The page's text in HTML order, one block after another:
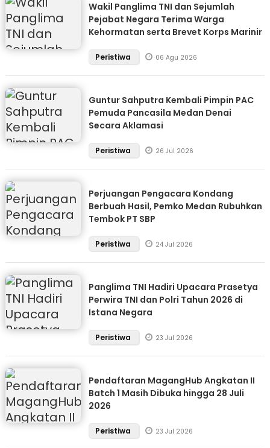
Wakil Panglima TNI dan Sejumlah
Pejabat Negara Terima Warga
Kehormatan serta Brevet Korps Marinir
Peristiwa 06 Agu 2026
Guntur Sahputra Kembali Pimpin PAC
Pemuda Pancasila Medan Denai
Secara Aklamasi
Peristiwa 26 Jul 2026
Perjuangan Pengacara Kondang
Berbuah Hasil, Pemko Medan Rubuhkan
Tembok PT SBP
Peristiwa 24 Jul 2026
Panglima TNI Hadiri Upacara Prasetya
Perwira TNI dan Polri Tahun 2026 di
Istana Negara
Peristiwa 23 Jul 2026
Pendaftaran MagangHub Angkatan II
Batch 1 Masih Dibuka hingga 28 Juli
2026
Peristiwa 23 Jul 2026